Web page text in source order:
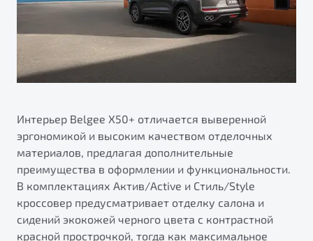
Интерьер Belgee X50+ отличается выверенной
эргономикой и высоким качеством отделочных
материалов, предлагая дополнительные
преимущества в оформлении и функциональности.
В комплектациях Актив/Active и Стиль/Style
кроссовер предусматривает отделку салона и
сидений экокожей черного цвета с контрастной
красной прострочкой, тогда как максимальное